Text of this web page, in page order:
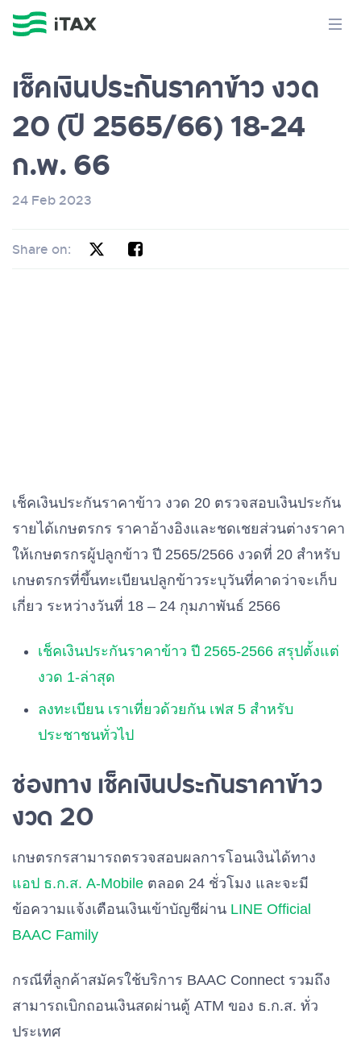
เช็คเงินประกันราคาข้าว งวด
20 (ปี 2565/66) 18-24
ก.พ. 66
24 Feb 2023
Share on:
เช็คเงินประกันราคาข้าว งวด 20 ตรวจสอบเงินประกัน
รายได้เกษตรกร ราคาอ้างอิงและชดเชยส่วนต่างราคา
ให้เกษตรกรผู้ปลูกข้าว ปี 2565/2566 งวดที่ 20 สำหรับ
เกษตรกรที่ขึ้นทะเบียนปลูกข้าวระบุวันที่คาดว่าจะเก็บ
เกี่ยว ระหว่างวันที่ 18 – 24 กุมภาพันธ์ 2566
เช็คเงินประกันราคาข้าว ปี 2565-2566 สรุปตั้งแต่
งวด 1-ล่าสุด
ลงทะเบียน เราเที่ยวด้วยกัน เฟส 5 สำหรับ
ประชาชนทั่วไป
ช่องทาง เช็คเงินประกันราคาข้าว
งวด 20
เกษตรกรสามารถตรวจสอบผลการโอนเงินได้ทาง
แอป ธ.ก.ส. A-Mobile ตลอด 24 ชั่วโมง และจะมี
ข้อความแจ้งเตือนเงินเข้าบัญชีผ่าน LINE Official
BAAC Family
กรณีที่ลูกค้าสมัครใช้บริการ BAAC Connect รวมถึง
สามารถเบิกถอนเงินสดผ่านตู้ ATM ของ ธ.ก.ส. ทั่ว
ประเทศ